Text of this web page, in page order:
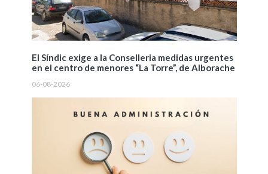
El Síndic exige a la Conselleria medidas urgentes
en el centro de menores “La Torre”, de Alborache
06-08-2026